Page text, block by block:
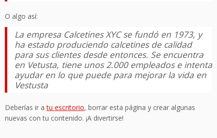
O algo así:
La empresa Calcetines XYC se fundó en 1973, y
ha estado produciendo calcetines de calidad
para sus clientes desde entonces. Se encuentra
en Vetusta, tiene unos 2.000 empleados e intenta
ayudar en lo que puede para mejorar la vida en
Vestusta
Deberías ir atu escritorio, borrar esta página y crear algunas
nuevas con tu contenido. ¡A divertirse!